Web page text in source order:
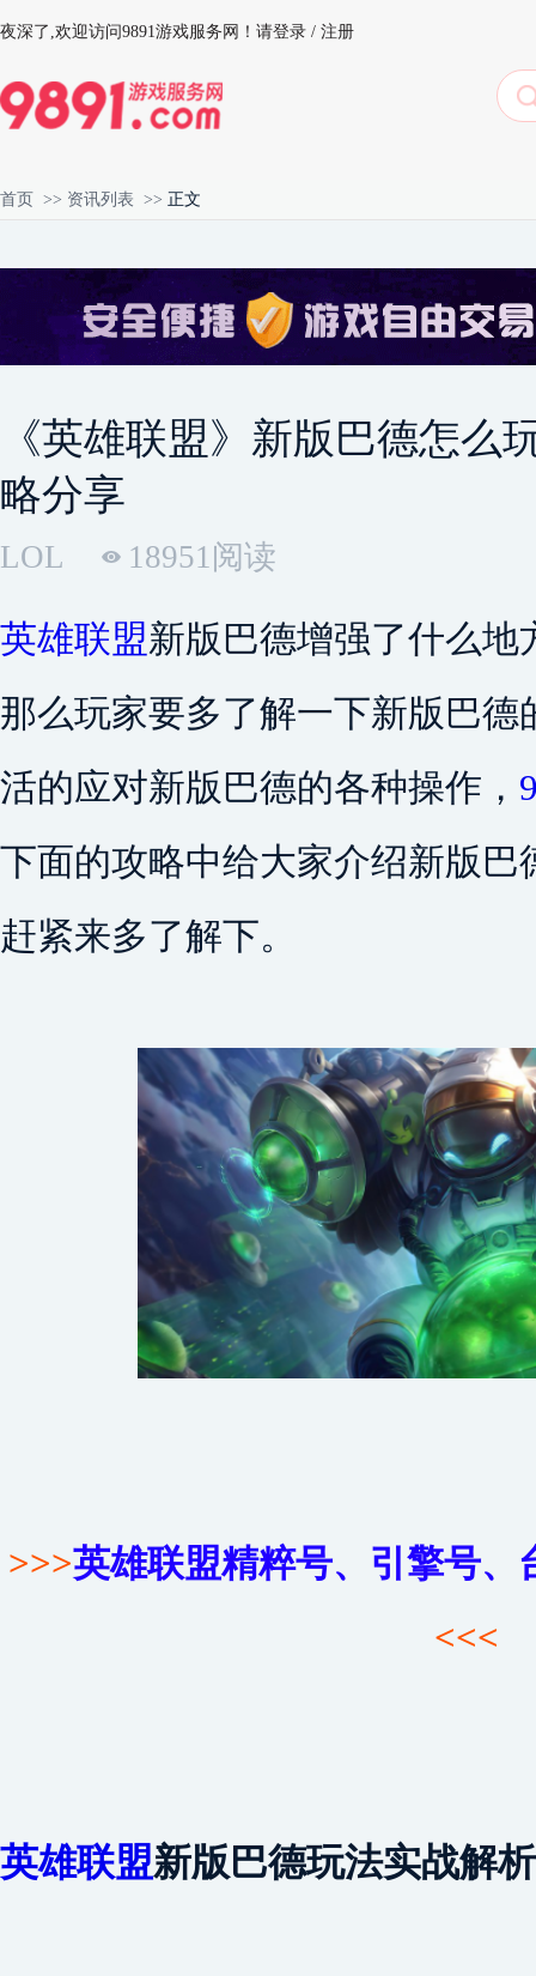
夜深了,欢迎访问9891游戏服务网！ 请登录 / 注册
首页 >> 资讯列表 >> 正文
《英雄联盟》新版巴德怎么
略分享
LOL 18951阅读
英雄联盟新版巴德增强了什么
那么玩家要多了解一下新版巴
活的应对新版巴德的各种操作，
下面的攻略中给大家介绍新版
赶紧来多了解下。
>>>英雄联盟精粹号、引擎号、
<<<
英雄联盟新版巴德玩法实战解析